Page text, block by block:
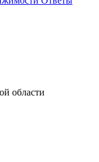
области